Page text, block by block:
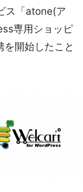
ス「atone(ア
専用ショッピ
開始したこと